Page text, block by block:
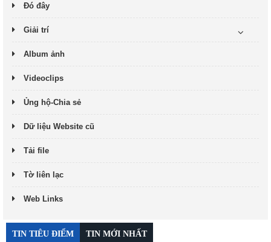
Đó đây
Giải trí
Album ảnh
Videoclips
Ủng hộ-Chia sẻ
Dữ liệu Website cũ
Tải file
Tờ liên lạc
Web Links
TIN TIÊU ĐIỂM TIN MỚI NHẤT